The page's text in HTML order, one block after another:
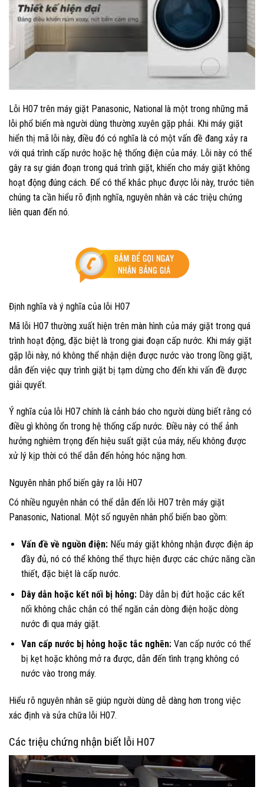
Lỗi H07 trên máy giặt Panasonic, National là một trong những mã
lỗi phổ biến mà người dùng thường xuyên gặp phải. Khi máy giặt
hiển thị mã lỗi này, điều đó có nghĩa là có một vấn đề đang xảy ra
với quá trình cấp nước hoặc hệ thống điện của máy. Lỗi này có thể
gây ra sự gián đoạn trong quá trình giặt, khiến cho máy giặt không
hoạt động đúng cách. Để có thể khắc phục được lỗi này, trước tiên
chúng ta cần hiểu rõ định nghĩa, nguyên nhân và các triệu chứng
liên quan đến nó.
Định nghĩa và ý nghĩa của lỗi H07
Mã lỗi H07 thường xuất hiện trên màn hình của máy giặt trong quá
trình hoạt động, đặc biệt là trong giai đoạn cấp nước. Khi máy giặt
gặp lỗi này, nó không thể nhận diện được nước vào trong lồng giặt,
dẫn đến việc quy trình giặt bị tạm dừng cho đến khi vấn đề được
giải quyết.
Ý nghĩa của lỗi H07 chính là cảnh báo cho người dùng biết rằng có
điều gì không ổn trong hệ thống cấp nước. Điều này có thể ảnh
hưởng nghiêm trọng đến hiệu suất giặt của máy, nếu không được
xử lý kịp thời có thể dẫn đến hỏng hóc nặng hơn.
Nguyên nhân phổ biến gây ra lỗi H07
Có nhiều nguyên nhân có thể dẫn đến lỗi H07 trên máy giặt
Panasonic, National. Một số nguyên nhân phổ biến bao gồm:
Vấn đề về nguồn điện:Nếu máy giặt không nhận được điện áp
đầy đủ, nó có thể không thể thực hiện được các chức năng cần
thiết, đặc biệt là cấp nước.
Dây dẫn hoặc kết nối bị hỏng:Dây dẫn bị đứt hoặc các kết
nối không chắc chắn có thể ngăn cản dòng điện hoặc dòng
nước đi qua máy giặt.
Van cấp nước bị hỏng hoặc tắc nghẽn:Van cấp nước có thể
bị kẹt hoặc không mở ra được, dẫn đến tình trạng không có
nước vào trong máy.
Hiểu rõ nguyên nhân sẽ giúp người dùng dễ dàng hơn trong việc
xác định và sửa chữa lỗi H07.
Các triệu chứng nhận biết lỗi H07